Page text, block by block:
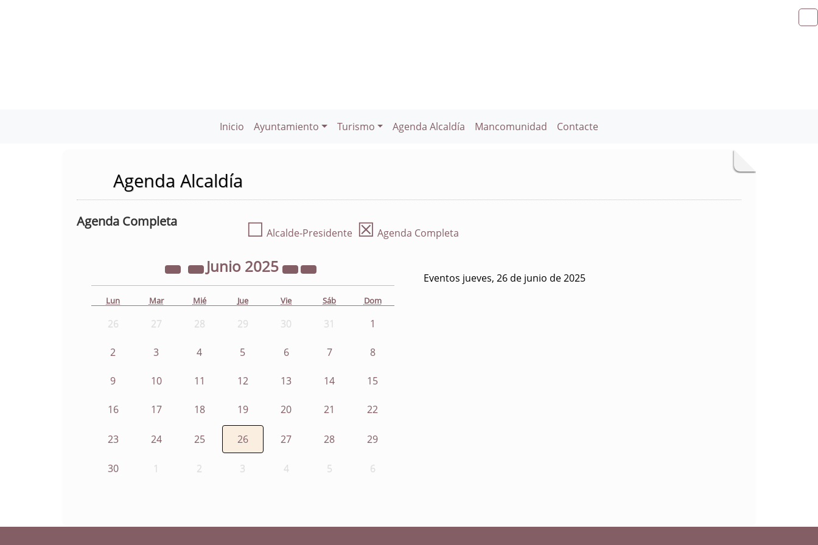
Inicio Ayuntamiento Turismo Agenda Alcaldía Mancomunidad Contacte
Agenda Alcaldía
Agenda Completa ☐ Alcalde-Presidente ☒ Agenda Completa
Junio 2025
Lun Mar Mié Jue Vie Sáb Dom
26 27 28 29 30 31 1
2 3 4 5 6 7 8
9 10 11 12 13 14 15
16 17 18 19 20 21 22
23 24 25 26 27 28 29
30 1 2 3 4 5 6
Eventos jueves, 26 de junio de 2025